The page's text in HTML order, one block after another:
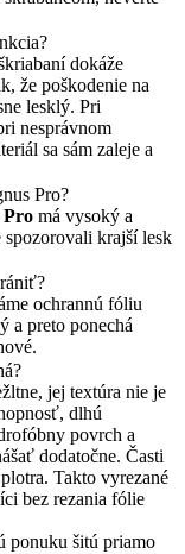
dokáže
že poškodenie na
lesklý. Pri
nesprávnom
sa sám zaleje a
Pro?
Pro má vysoký a
krajší lesk
ochrannú fóliu
a preto ponechá
jej textúra nie je
dlhú
povrch a
dodatočne. Časti
Takto vyrezané
bez rezania fólie
ponuku šitú priamo